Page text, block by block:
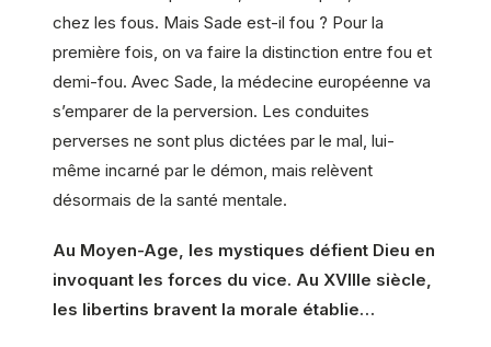
chez les fous. Mais Sade est-il fou ? Pour la
première fois, on va faire la distinction entre fou et
demi-fou. Avec Sade, la médecine européenne va
s’emparer de la perversion. Les conduites
perverses ne sont plus dictées par le mal, lui-
même incarné par le démon, mais relèvent
désormais de la santé mentale.
Au Moyen-Age, les mystiques défient Dieu en
invoquant les forces du vice. Au XVIIIe siècle,
les libertins bravent la morale établie…